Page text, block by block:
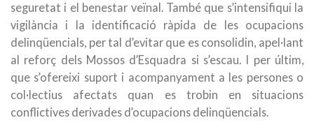
seguretat i el benestar veïnal. També que s’intensifiqui la
vigilància i la identificació ràpida de les ocupacions
delinqüencials, per tal d’evitar que es consolidin, apel·lant
al reforç dels Mossos d’Esquadra si s’escau. I per últim,
que s’ofereixi suport i acompanyament a les persones o
col·lectius afectats quan es trobin en situacions
conflictives derivades d’ocupacions delinqüencials.